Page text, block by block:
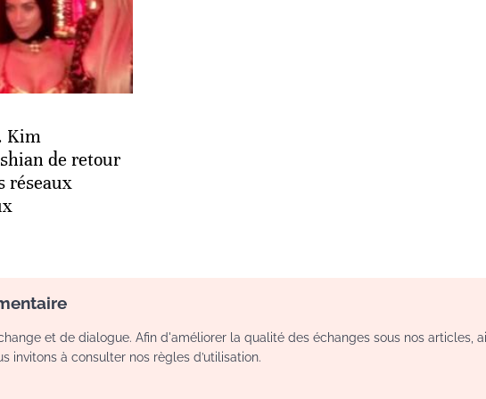
Kim
de retour
réseaux
et de dialogue. Afin d'améliorer la qualité des échanges sous nos articles,
invitons à consulter nos règles d’utilisation.